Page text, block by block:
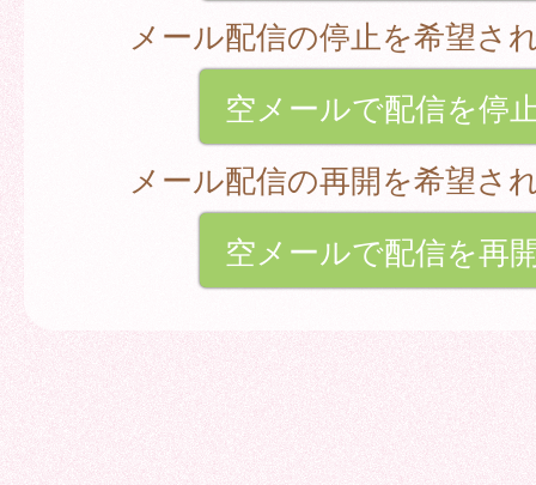
メール配信の停止を希望さ
空メールで配信を停
メール配信の再開を希望さ
空メールで配信を再